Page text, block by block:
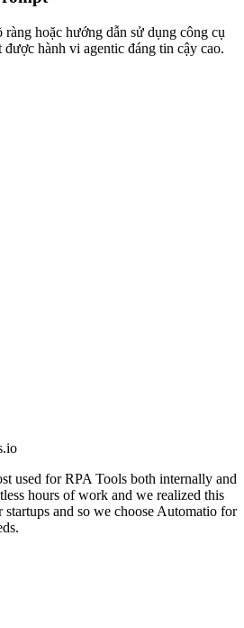
ràng hoặc hướng dẫn sử dụng công cụ
được hành vi agentic đáng tin cậy cao.
used for RPA Tools both internally and
hours of work and we realized this
startups and so we choose Automatio for